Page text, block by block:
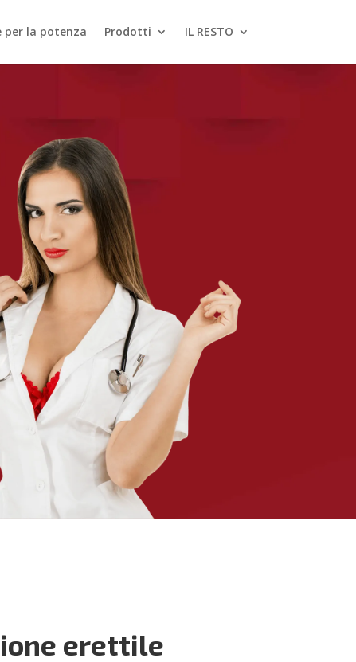
per la potenza Prodotti IL RESTO
erettile